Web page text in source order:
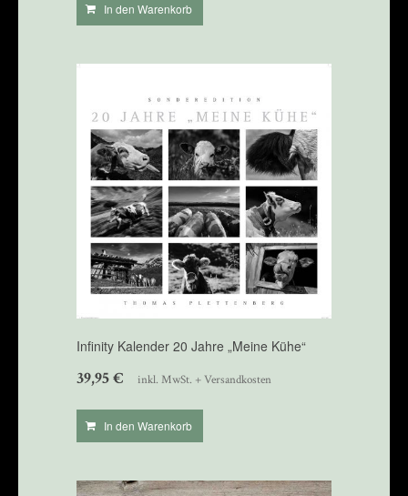
In den Warenkorb
Infinity Kalender 20 Jahre „Meine Kühe“
39,95€ inkl. MwSt. + Versandkosten
In den Warenkorb